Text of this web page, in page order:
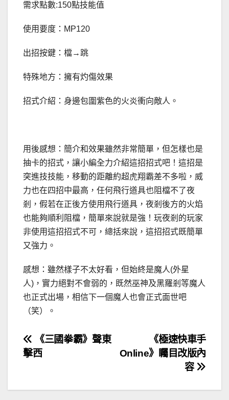
需求點數:150點技能值
使用要度：MP120
出招按鍵：檔→跳
特殊地方：擁有灼傷效果
招式介紹：身邊包圍紫色的火炎衝向敵人。
用後感想：簡介和效果雖然非常簡單，但怎樣也是
抽卡的招式，讓小編全力介紹這招招式吧！這招是
突進技技能，移動的距離約超虎翔霸差不多啦，威
力也在四招中最高，任何飛行道具也阻檔不了夜
剎，假若在正後方使用飛行道具，夜剎後方的火焰
也能夠順利阻檔，簡單來說就是強！玩夜剎的玩家
非使用這招招式不可，總括來說，這招招式既簡單
又強力。
感想：雖然樣子不太好看，但始終是魔人(外星
人)，實力絕對不會弱的，既然巫神及黑羅剎等魔人
也正式出場，相信下一個魔人也會正式面世吧
（笑）。
文
章
導
《極速快車手
Online》矚目改版內
容
《三國拳霸》聲東
擊西